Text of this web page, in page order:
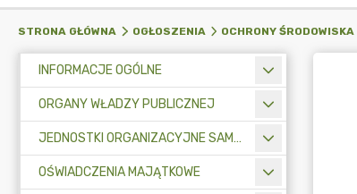
STRONA GŁÓWNA OGŁOSZENIA OCHRONY ŚRODOWISKA
INFORMACJE OGÓLNE
ORGANY WŁADZY PUBLICZNEJ
JEDNOSTKI ORGANIZACYJNE SAMORZĄDU TERYTORIALNEGO
OŚWIADCZENIA MAJĄTKOWE